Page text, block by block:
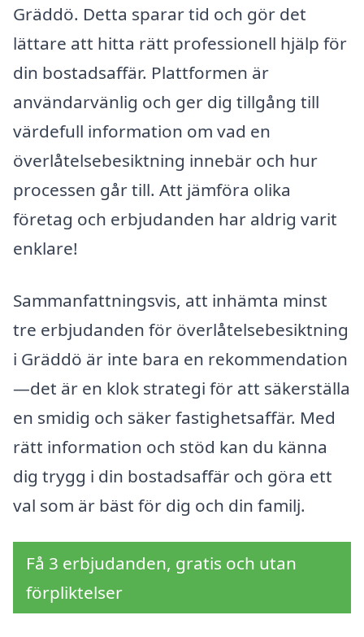
Gräddö. Detta sparar tid och gör det
lättare att hitta rätt professionell hjälp för
din bostadsaffär. Plattformen är
användarvänlig och ger dig tillgång till
värdefull information om vad en
överlåtelsebesiktning innebär och hur
processen går till. Att jämföra olika
företag och erbjudanden har aldrig varit
enklare!
Sammanfattningsvis, att inhämta minst
tre erbjudanden för överlåtelsebesiktning
i Gräddö är inte bara en rekommendation
—det är en klok strategi för att säkerställa
en smidig och säker fastighetsaffär. Med
rätt information och stöd kan du känna
dig trygg i din bostadsaffär och göra ett
val som är bäst för dig och din familj.
Få 3 erbjudanden, gratis och utan
förpliktelser